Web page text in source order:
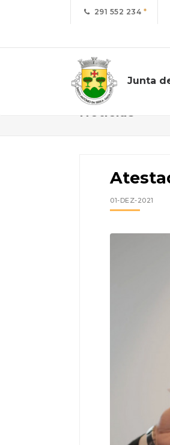
291 552 234
Junta
Notícias
01-DEZ-2021